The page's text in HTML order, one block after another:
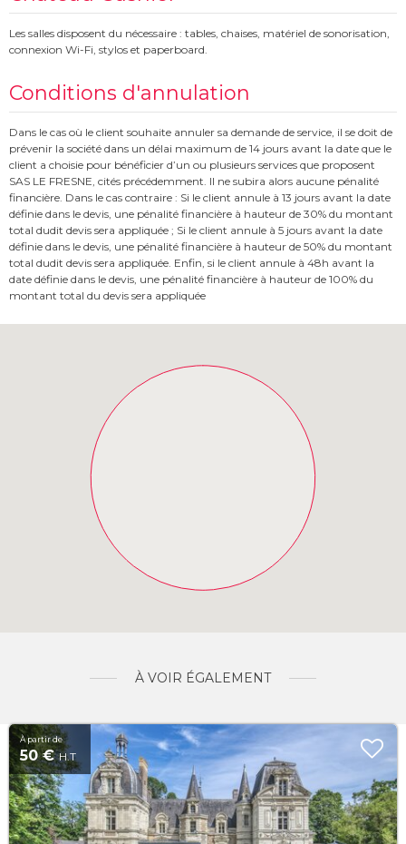
Les salles disposent du nécessaire : tables, chaises, matériel de sonorisation,
connexion Wi-Fi, stylos et paperboard.
Conditions d'annulation
Dans le cas où le client souhaite annuler sa demande de service, il se doit de
prévenir la société dans un délai maximum de 14 jours avant la date que le
client a choisie pour bénéficier d’un ou plusieurs services que proposent
SAS LE FRESNE, cités précédemment. Il ne subira alors aucune pénalité
financière. Dans le cas contraire : Si le client annule à 13 jours avant la date
définie dans le devis, une pénalité financière à hauteur de 30% du montant
total dudit devis sera appliquée ; Si le client annule à 5 jours avant la date
définie dans le devis, une pénalité financière à hauteur de 50% du montant
total dudit devis sera appliquée. Enfin, si le client annule à 48h avant la
date définie dans le devis, une pénalité financière à hauteur de 100% du
montant total du devis sera appliquée
À VOIR ÉGALEMENT
À partir de
50 €H.T